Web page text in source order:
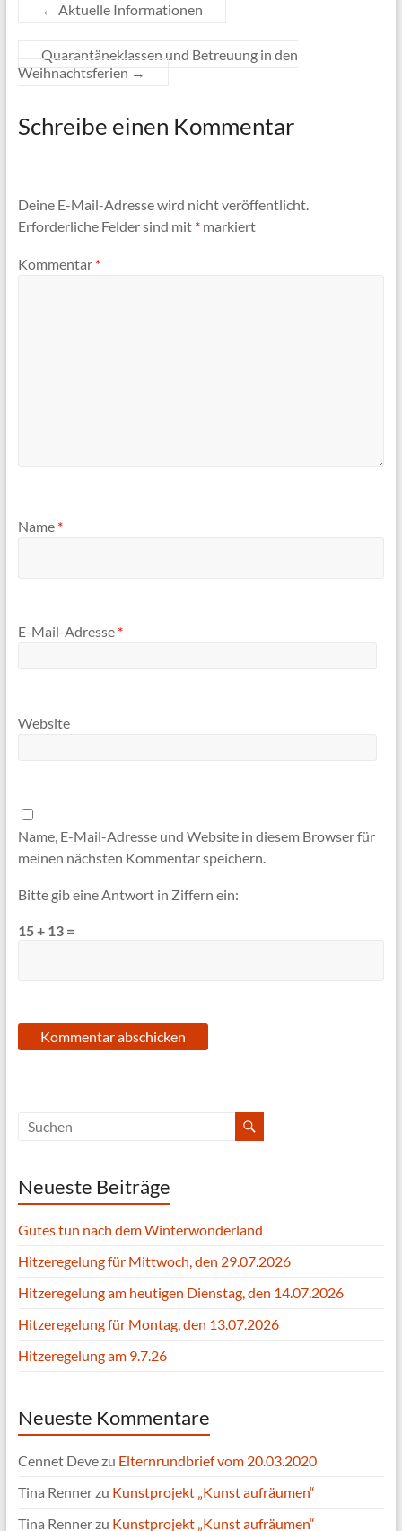
← Aktuelle Informationen
Quarantäneklassen und Betreuung in den
Weihnachtsferien →
Schreibe einen Kommentar
Deine E-Mail-Adresse wird nicht veröffentlicht.
Erforderliche Felder sind mit *markiert
Kommentar *
Name *
E-Mail-Adresse *
Website
Name, E-Mail-Adresse und Website in diesem Browser für
meinen nächsten Kommentar speichern.
Bitte gib eine Antwort in Ziffern ein:
15 + 13 =
Neueste Beiträge
Gutes tun nach dem Winterwonderland
Hitzeregelung für Mittwoch, den 29.07.2026
Hitzeregelung am heutigen Dienstag, den 14.07.2026
Hitzeregelung für Montag, den 13.07.2026
Hitzeregelung am 9.7.26
Neueste Kommentare
Cennet Devezu Elternrundbrief vom 20.03.2020
Tina Rennerzu Kunstprojekt „Kunst aufräumen“
Tina Rennerzu Kunstprojekt „Kunst aufräumen“